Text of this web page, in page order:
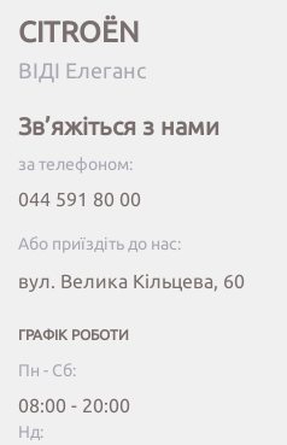
CITROËN
ВІДІ Елеганс
Зв’яжіться з нами
за телефоном:
044 591 80 00
Або приїздіть до нас:
вул. Велика Кільцева, 60
ГРАФІК РОБОТИ
Пн - Сб:
08:00 - 20:00
Нд: